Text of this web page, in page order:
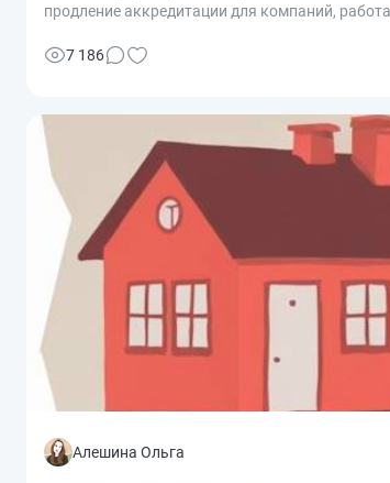
продление аккредитации для компаний,
7 186
Алешина Ольга